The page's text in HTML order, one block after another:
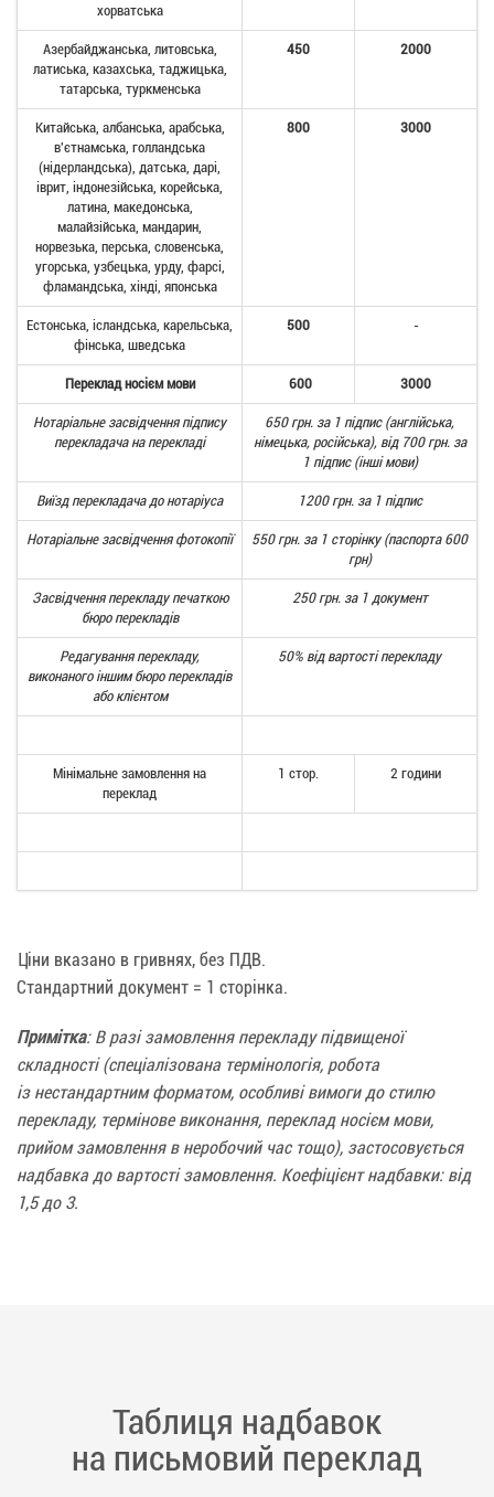
хорватська
Азербайджанська, литовська,
латиська, казахська, таджицька,
татарська, туркменська
450 2000
Китайська, албанська, арабська,
в'єтнамська, голландська
(нідерландська), датська, дарі,
іврит, індонезійська, корейська,
латина, македонська,
малайзійська, мандарин,
норвезька, перська, словенська,
угорська, узбецька, урду, фарсі,
фламандська, хінді, японська
800 3000
Естонська, ісландська, карельська,
фінська, шведська
500 -
Переклад носієм мови 600 3000
Нотаріальне засвідчення підпису
перекладача на перекладі
650 грн. за 1 підпис (англійська,
німецька, російська), від 700 грн. за
1 підпис (інші мови)
Виїзд перекладача до нотаріуса 1200 грн. за 1 підпис
Нотаріальне засвідчення фотокопії
550 грн. за 1 сторінку (паспорта 600
грн)
Засвідчення перекладу печаткою
бюро перекладів
250 грн. за 1 документ
Редагування перекладу,
виконаного іншим бюро перекладів
або клієнтом
50% від вартості перекладу
Мінімальне замовлення на
переклад
1 стор. 2 години
Ціни вказано в гривнях, без ПДВ.
Стандартний документ = 1 сторінка.
Примітка: В разі замовлення перекладу підвищеної
складності (спеціалізована термінологія, робота
із нестандартним форматом, особливі вимоги до стилю
перекладу, термінове виконання, переклад носієм мови,
прийом замовлення в неробочий час тощо), застосовується
надбавка до вартості замовлення. Коефіцієнт надбавки: від
1,5 до 3.
Таблиця надбавок
на письмовий переклад